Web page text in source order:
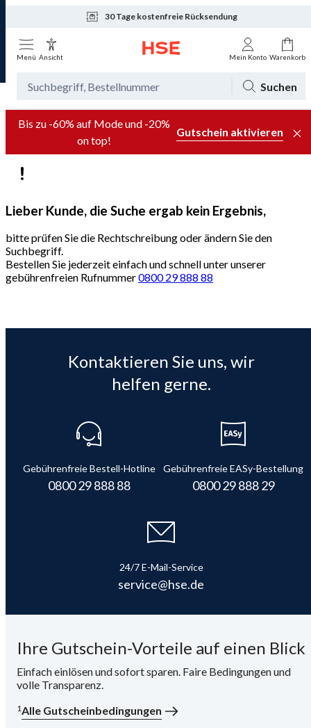
30 Tage kostenfreie Rücksendung
Tagesaktuelle Angebote
Menü Ansicht Mein Konto Warenkorb
Suchen
Bis zu -60% auf Mode und -20%
on top!
Gutschein aktivieren
Lieber Kunde, die Suche ergab kein Ergebnis,
bitte prüfen Sie die Rechtschreibung oder ändern Sie den
Suchbegriff.
Bestellen Sie jederzeit einfach und schnell unter unserer
gebührenfreien Rufnummer0800 29 888 88
Kontaktieren Sie uns, wir
helfen gerne.
Gebührenfreie Bestell-Hotline
0800 29 888 88
Gebührenfreie EASy-Bestellung
0800 29 888 29
24/7 E-Mail-Service
service@hse.de
Ihre Gutschein-Vorteile auf einen Blick
Einfach einlösen und sofort sparen. Faire Bedingungen und
volle Transparenz.
1Alle Gutscheinbedingungen